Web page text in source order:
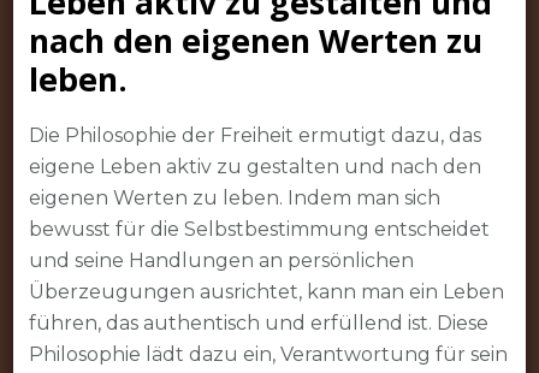
nach den eigenen Werten zu
leben.
Die Philosophie der Freiheit ermutigt dazu, das
eigene Leben aktiv zu gestalten und nach den
eigenen Werten zu leben. Indem man sich
bewusst für die Selbstbestimmung entscheidet
und seine Handlungen an persönlichen
Überzeugungen ausrichtet, kann man ein Leben
führen, das authentisch und erfüllend ist. Diese
Philosophie lädt dazu ein, Verantwortung für sein